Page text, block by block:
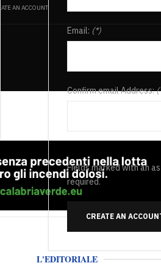
AN ACCOUNT
Email: (*)
Confirm email Address:
Fields marked with an
required.
CREATE AN
L'EDITORIALE